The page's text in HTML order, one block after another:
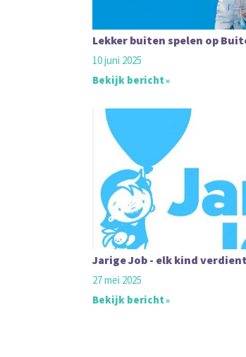
Lekker buiten spelen op
10 juni 2025
Bekijk bericht
Jarige Job - elk kind
27 mei 2025
Bekijk bericht